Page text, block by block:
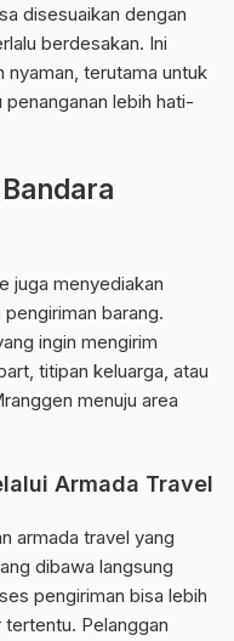
disesuaikan dengan
berdesakan. Ini
nyaman, terutama untuk
lebih hati-
juga menyediakan
barang.
ingin mengirim
titipan keluarga, atau
menuju area
Armada Travel
armada travel yang
dibawa langsung
pengiriman bisa lebih
Pelanggan